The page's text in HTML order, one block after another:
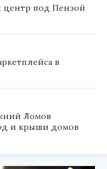
центр под Пензой
в
Ломов
и крыши домов